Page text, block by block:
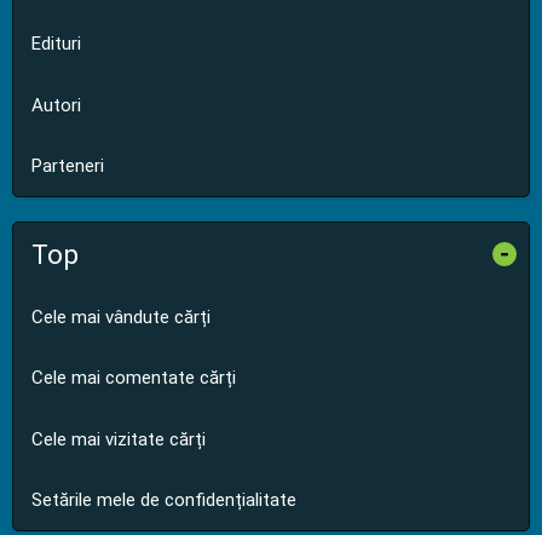
Edituri
Autori
Parteneri
Top -
Cele mai vândute cărți
Cele mai comentate cărți
Cele mai vizitate cărți
Setările mele de confidențialitate